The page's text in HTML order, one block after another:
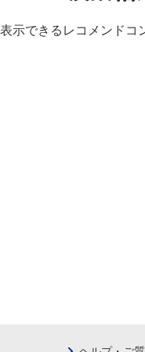
表示できるレコメンドコ